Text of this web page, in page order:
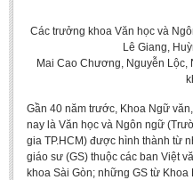
Undergraduate: Regular Degree
Undergraduate: Honor Degree
Postgraduate
Các trưởng khoa Văn học và
Lê Giang,
Mai Cao Chương, Nguyễn
Gần 40 năm trước, Khoa Ngữ
nay là Văn học và Ngôn ngữ
gia TP.HCM) được hình thành từ
giáo sư (GS) thuộc các ban Việt
khoa Sài Gòn; những GS từ